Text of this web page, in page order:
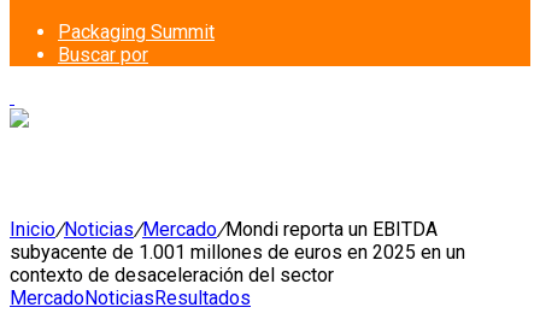
Packaging Summit
Buscar por
Inicio/Noticias/Mercado/Mondi reporta un EBITDA
subyacente de 1.001 millones de euros en 2025 en un
contexto de desaceleración del sector
MercadoNoticiasResultados